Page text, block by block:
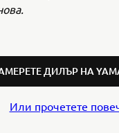
ДИЛЪР НА
Или прочетете